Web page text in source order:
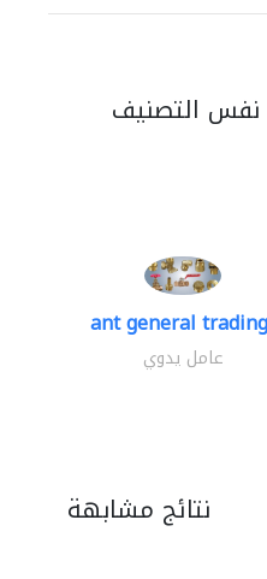
نفس التصنيف
ant general
عامل يدوي
نتائج مشابهة